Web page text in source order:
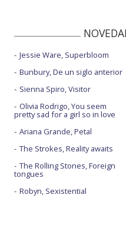
Jessie Ware, Superbloom
Bunbury, De un siglo anterior
Sienna Spiro, Visitor
Olivia Rodrigo, You seem
pretty sad for a girl so in love
Ariana Grande, Petal
The Strokes, Reality awaits
The Rolling Stones, Foreign
tongues
Robyn, Sexistential